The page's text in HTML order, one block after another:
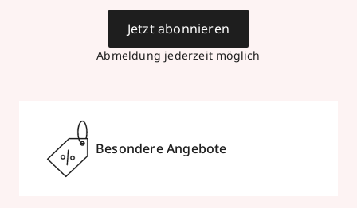
Abmeldung jederzeit möglich
Jetzt abonnieren
Besondere Angebote